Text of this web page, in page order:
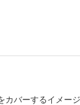
カバーするイメー